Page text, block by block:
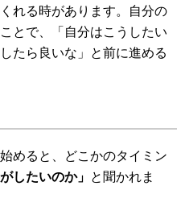
れる時があります。自分の
とで、「自分はこうしたい
たら良いな」と前に進める
めると、どこかのタイミン
したいのか」 と聞かれま